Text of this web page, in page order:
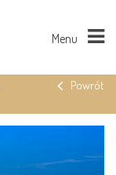
Menu
Powrót